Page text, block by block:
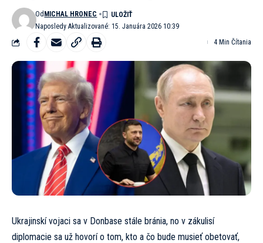
Naposledy Aktualizované: 15. Januára 2026 10:39
Od MICHAL HRONEC
4 Min Čítania
Ukrajinskí vojaci sa v Donbase stále bránia, no v zákulisí
diplomacie sa už hovorí o tom, kto a čo bude musieť obetovať,